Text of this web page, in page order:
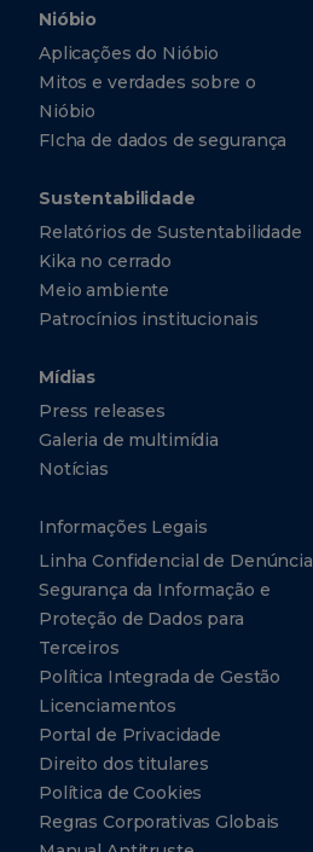
Nióbio
Aplicações do Nióbio
Mitos e verdades sobre o
Nióbio
FIcha de dados de segurança
Sustentabilidade
Relatórios de Sustentabilidade
Kika no cerrado
Meio ambiente
Patrocínios institucionais
Mídias
Press releases
Galeria de multimídia
Notícias
Informações Legais
Linha Confidencial de Denúncia
Segurança da Informação e
Proteção de Dados para
Terceiros
Política Integrada de Gestão
Licenciamentos
Portal de Privacidade
Direito dos titulares
Política de Cookies
Regras Corporativas Globais